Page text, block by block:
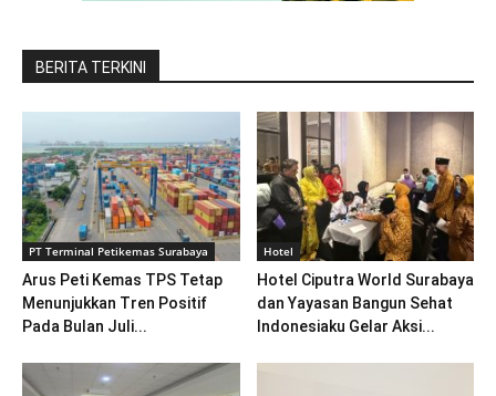
BERITA TERKINI
PT Terminal Petikemas Surabaya
Arus Peti Kemas TPS Tetap
Menunjukkan Tren Positif
Pada Bulan Juli...
Hotel
Hotel Ciputra World Surabaya
dan Yayasan Bangun Sehat
Indonesiaku Gelar Aksi...